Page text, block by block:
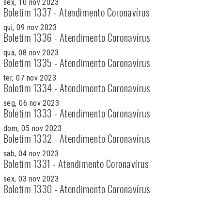
sex, 10 nov 2023
Boletim 1337 - Atendimento Coronavírus
qui, 09 nov 2023
Boletim 1336 - Atendimento Coronavírus
qua, 08 nov 2023
Boletim 1335 - Atendimento Coronavírus
ter, 07 nov 2023
Boletim 1334 - Atendimento Coronavírus
seg, 06 nov 2023
Boletim 1333 - Atendimento Coronavírus
dom, 05 nov 2023
Boletim 1332 - Atendimento Coronavírus
sab, 04 nov 2023
Boletim 1331 - Atendimento Coronavírus
sex, 03 nov 2023
Boletim 1330 - Atendimento Coronavírus